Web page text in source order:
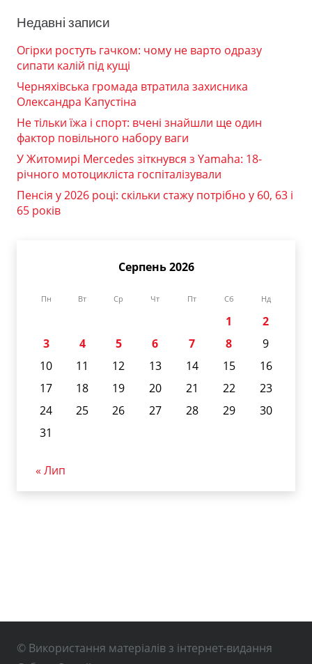
Недавні записи
Огірки ростуть гачком: чому не варто одразу
сипати калій під кущі
Черняхівська громада втратила захисника
Олександра Капустіна
Не тільки їжа і спорт: вчені знайшли ще один
фактор повільного набору ваги
У Житомирі Mercedes зіткнувся з Yamaha: 18-
річного мотоцикліста госпіталізували
Пенсія у 2026 році: скільки стажу потрібно у 60, 63 і
65 років
Серпень 2026
Пн Вт Ср Чт Пт Сб Нд
1
2
3
4 5 6 7 8
9
10
11 12 13 14 15
16
17
18 19 20 21 22
23
24
25 26 27 28 29
30
31
« Лип
© Використання матеріалів з інтернет-видання